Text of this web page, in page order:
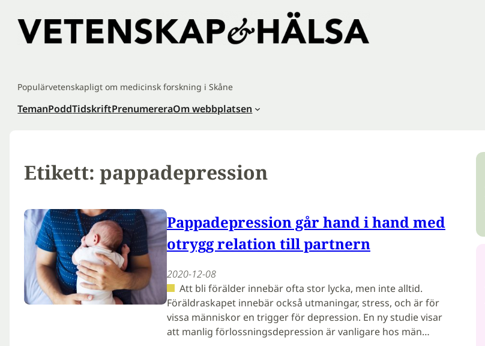
innehåll
Populärvetenskapligt om medicinsk forskning i Skåne
TemanPoddTidskriftPrenumereraOm webbplatsen
Etikett: pappadepression
Pappadepression går hand i hand med
otrygg relation till partnern
2020-12-08
Att bli förälder innebär ofta stor lycka, men inte alltid.
Föräldraskapet innebär också utmaningar, stress, och är för
vissa människor en trigger för depression. En ny studie visar
att manlig förlossningsdepression är vanligare hos män…